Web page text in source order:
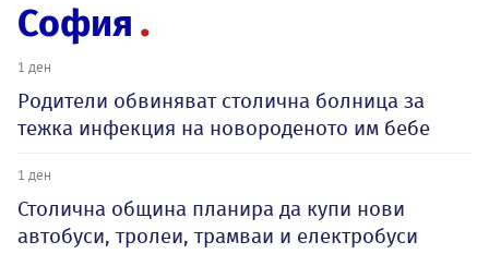
София
1 ден
Родители обвиняват столична болница за
тежка инфекция на новороденото им бебе
1 ден
Столична община планира да купи нови
автобуси, тролеи, трамваи и електробуси